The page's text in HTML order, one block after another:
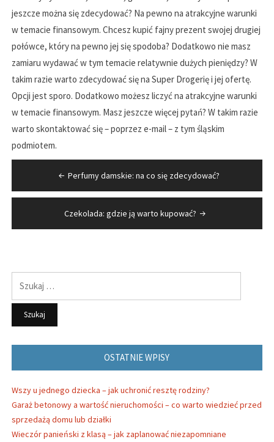
jeszcze można się zdecydować? Na pewno na atrakcyjne warunki
w temacie finansowym. Chcesz kupić fajny prezent swojej drugiej
połówce, który na pewno jej się spodoba? Dodatkowo nie masz
zamiaru wydawać w tym temacie relatywnie dużych pieniędzy? W
takim razie warto zdecydować się na Super Drogerię i jej ofertę.
Opcji jest sporo. Dodatkowo możesz liczyć na atrakcyjne warunki
w temacie finansowym. Masz jeszcze więcej pytań? W takim razie
warto skontaktować się – poprzez e-mail – z tym śląskim
podmiotem.
Nawigacja
wpisu
Perfumy damskie: na co się zdecydować?
Czekolada: gdzie ją warto kupować?
OSTATNIE WPISY
Wszy u jednego dziecka – jak uchronić resztę rodziny?
Garaż betonowy a wartość nieruchomości – co warto wiedzieć przed
sprzedażą domu lub działki
Wieczór panieński z klasą – jak zaplanować niezapomniane